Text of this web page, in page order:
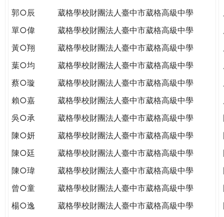
郭○辰 葳格學校財團法人臺中市葳格高級中學
單○偉
葳格學校財團法人臺中市葳格高級中學
黃○翔
葳格學校財團法人臺中市葳格高級中學
葉○均
葳格學校財團法人臺中市葳格高級中學
蔡○璇
葳格學校財團法人臺中市葳格高級中學
賴○嘉
葳格學校財團法人臺中市葳格高級中學
吳○承
葳格學校財團法人臺中市葳格高級中學
陳○妍
葳格學校財團法人臺中市葳格高級中學
陳○廷
葳格學校財團法人臺中市葳格高級中學
陳○瑋
葳格學校財團法人臺中市葳格高級中學
曾○童
葳格學校財團法人臺中市葳格高級中學
楊○逸
葳格學校財團法人臺中市葳格高級中學